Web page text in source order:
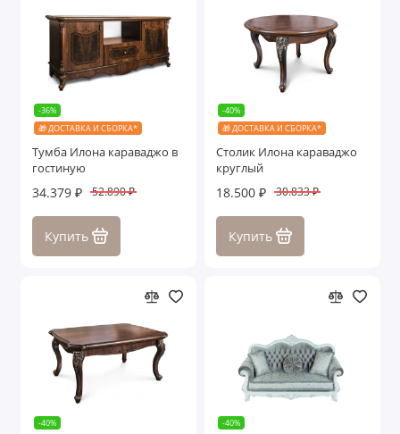
-36%
🎁 ДОСТАВКА И СБОРКА*
Тумба Илона караваджо в
гостиную
34.379 ₽ 52.890 ₽
Купить
-40%
🎁 ДОСТАВКА И СБОРКА*
Столик Илона караваджо
круглый
18.500 ₽ 30.833 ₽
Купить
-40%
-40%